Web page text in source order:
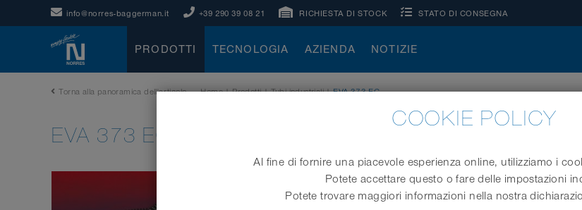
info@norres-baggerman.it +39 290 39 08 21 RICHIESTA DI STOCK STATO DI CONSEGNA
PRODOTTI TECNOLOGIA AZIENDA NOTIZIE
Torna alla panoramica dell'articolo Home | Prodotti | Tubi industriali | EVA 373 EC
EVA 373 EC
Tubo per aspirapolvere,
COOKIE POLICY
Al fine di fornire una piacevole esperienza online, utilizziamo i
Potete accettare questo o fare delle impostazioni
Potete trovare maggiori informazioni nella nostra